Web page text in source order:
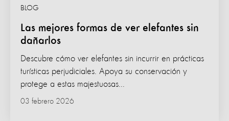
Las mejores formas de ver elefantes sin
dañarlos
BLOG
03 febrero 2026
Descubre cómo ver elefantes sin incurrir en prácticas
turísticas perjudiciales. Apoya su conservación y
protege a estas majestuosas...